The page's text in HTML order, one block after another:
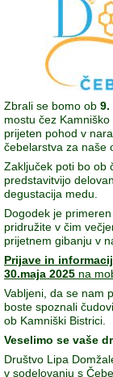
Zbrali se bomo ob 9.
mostu čez
prijeten pohod v
čebelarstva za naše
Zaključek poti bo ob
predstavitvijo
degustacija medu.
Dogodek je
pridružite v čim
prijetnem gibanju v
Prijave in
30.maja 2025 na
Vabljeni, da se nam
boste spoznali
ob Kamniški Bistrici.
Veselimo se vaše
Društvo Lipa
v sodelovanju s